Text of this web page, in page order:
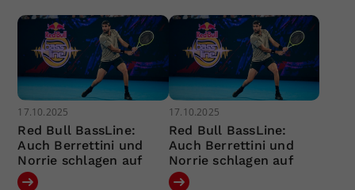
17.10.2025
Red Bull BassLine:
Auch Berrettini und
Norrie schlagen auf
17.10.2025
Red Bull BassLine:
Auch Berrettini und
Norrie schlagen auf